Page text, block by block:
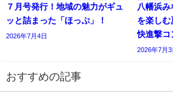
７月号発行！地域の魅力がギュ
ッと詰まった「ほっぷ」！
2026年7月4日
八幡浜
を楽しむ
快進撃
2026年7月3
おすすめの記事